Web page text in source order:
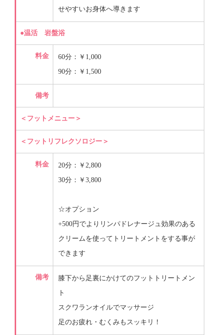
せやすいお身体へ導きます
●温活 岩盤浴
料金
60分：￥1,000
90分：￥1,500
備考
＜フットメニュー＞
＜フットリフレクソロジー＞
料金
20分：￥2,800
30分：￥3,800
☆オプション
+500円でよりリンパドレナージュ効果のある
クリームを使ってトリートメントをする事が
できます
備考
膝下から足裏にかけてのフットトリートメン
ト
スクワランオイルでマッサージ
足のお疲れ・むくみもスッキリ！